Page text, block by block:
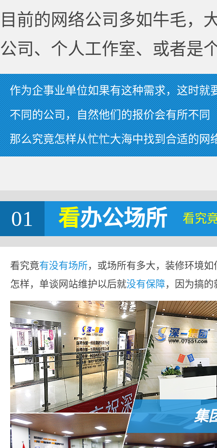
目前的网络公司多如牛毛，
公司、个人工作室、或者是
作为企事业单位如果有这种需求，这时就
不同的公司，自然他们的报价会有所不同
那么究竟怎样从忙忙大海中找到合适的网
01 看办公场所 看究
看究竟有没有场所，或场所有多大，装修环境
怎样，单谈网站维护以后就没有保障，因为搞
集